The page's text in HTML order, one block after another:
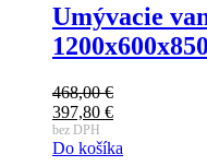
Umývacie
468,00€
397,80 €
bez DPH
Do košíka